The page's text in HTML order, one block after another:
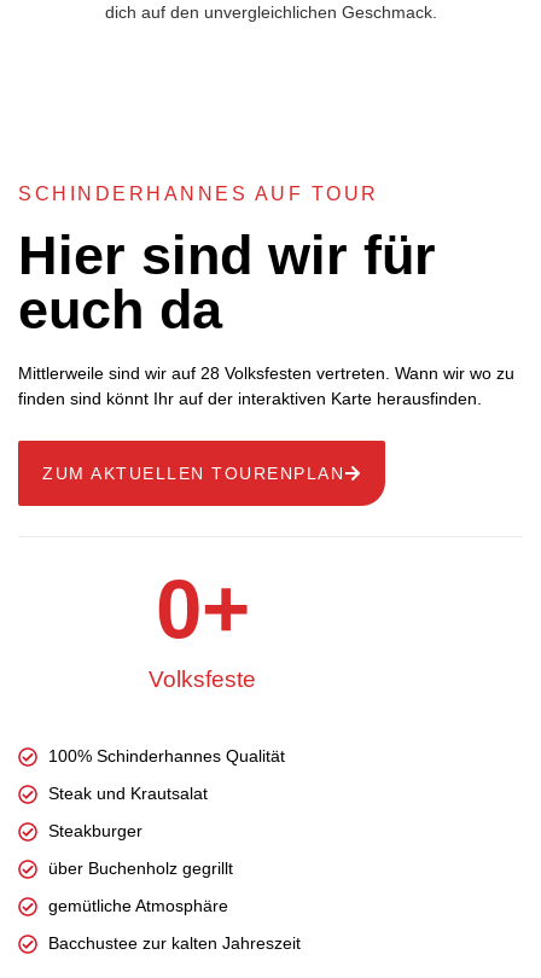
dich auf den unvergleichlichen Geschmack.
SCHINDERHANNES AUF TOUR
Hier sind wir für
euch da
Mittlerweile sind wir auf 28 Volksfesten vertreten. Wann wir wo zu
finden sind könnt Ihr auf der interaktiven Karte herausfinden.
ZUM AKTUELLEN TOURENPLAN
Volksfeste
0+
100% Schinderhannes Qualität
Steak und Krautsalat
Steakburger
über Buchenholz gegrillt
gemütliche Atmosphäre
Bacchustee zur kalten Jahreszeit